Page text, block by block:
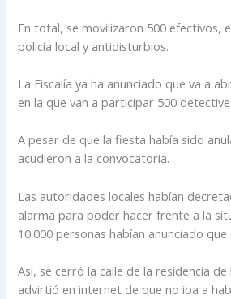
En total, se movilizaron 500 efectivos,
policía local y antidisturbios.
La Fiscalía ya ha anunciado que va a
en la que van a participar 500
A pesar de que la fiesta había sido
acudieron a la convocatoria.
Las autoridades locales habían
alarma para poder hacer frente a la
10.000 personas habían anunciado
Así, se cerró la calle de la residencia
advirtió en internet de que no iba a